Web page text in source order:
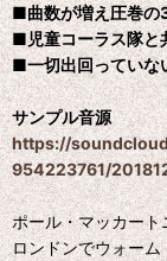
■曲数が増え圧巻の
■児童コーラス隊
■一切出回っていな
サンプル音源
https://
954223761/
ポール・マッカー
ロンドンでウォー